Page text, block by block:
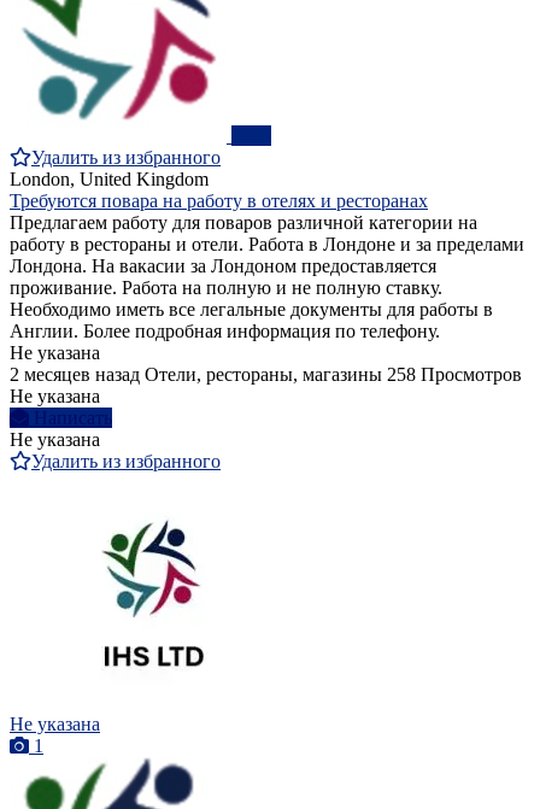
Удалить из избранного
London, United Kingdom
Требуются повара на работу в отелях и ресторанах
Предлагаем работу для поваров различной категории на
работу в рестораны и отели. Работа в Лондоне и за пределами
Лондона. На вакасии за Лондоном предоставляется
проживание. Работа на полную и не полную ставку.
Необходимо иметь все легальные документы для работы в
Англии. Более подробная информация по телефону.
Не указана
2 месяцев назад Отели, рестораны, магазины 258 Просмотров
Не указана
Написать
Не указана
Удалить из избранного
Не указана
1